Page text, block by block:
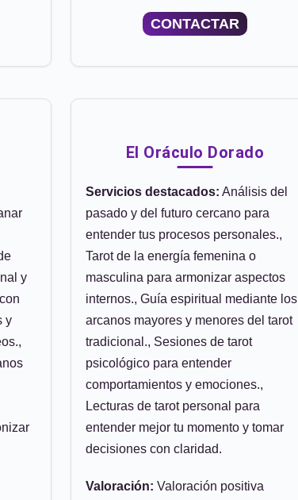
CONTACTAR
y
y
El Oráculo Dorado
Servicios destacados: Análisis del
pasado y del futuro cercano para
entender tus procesos personales.,
Tarot de la energía femenina o
masculina para armonizar aspectos
internos., Guía espiritual mediante los
arcanos mayores y menores del tarot
tradicional., Sesiones de tarot
psicológico para entender
comportamientos y emociones.,
Lecturas de tarot personal para
entender mejor tu momento y tomar
decisiones con claridad.
Valoración: Valoración positiva